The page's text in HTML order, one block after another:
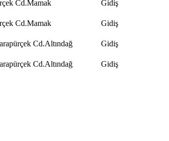
Cd.Mamak Gidiş
Cd.Mamak Gidiş
Cd.Altındağ Gidiş
Cd.Altındağ
Gidiş